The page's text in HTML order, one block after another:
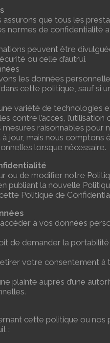
assurons que tous les
normes de confidentialité
peuvent être
ou celle d’autrui.
les données
cette politique, sauf si
variété de technologies
contre l’accès, l’utilisation
raisonnables pour
jour, mais nous comptons
lorsque nécessaire.
ou de modifier notre
publiant la nouvelle
Politique de
à vos données
de demander la
votre consentement à
plainte auprès d’une
cette politique ou nos
: